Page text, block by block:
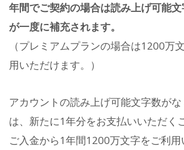
年間でご契約の場合は読み上げ可能
が一度に補充されます。
（プレミアムプランの場合は1200万
用いただけます。）
アカウントの読み上げ可能文字数が
は、新たに1年分をお支払いいただく
ご入金から1年間1200万文字をご利用